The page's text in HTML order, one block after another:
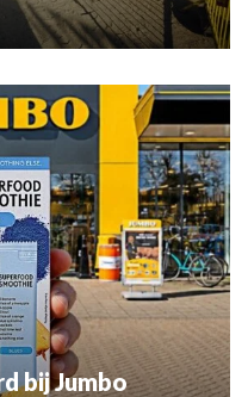
bij Jumbo